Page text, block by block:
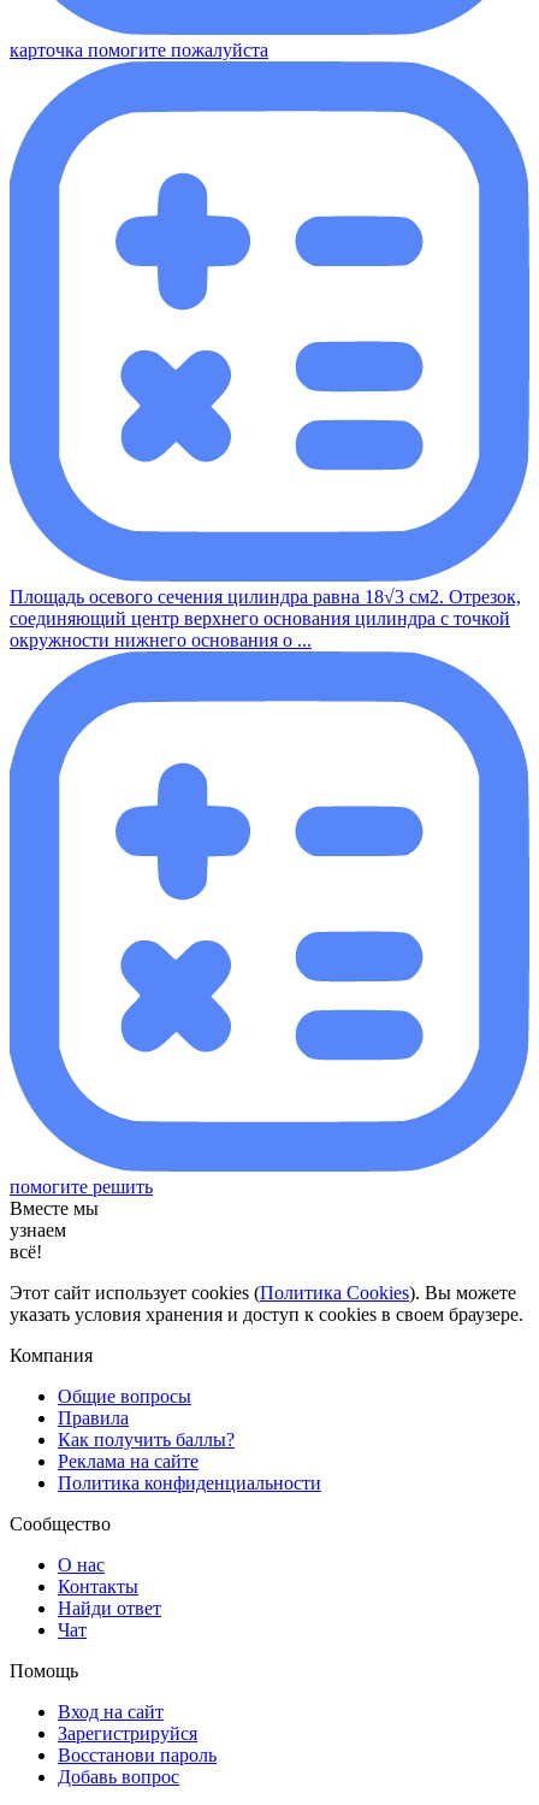
карточка помогите пожалуйста
Площадь осевого сечения цилиндра равна 18√3 см2. Отрезок,
соединяющий центр верхнего основания цилиндра с точкой
окружности нижнего основания о ...
помогите решить
Вместе мы
узнаем
всё!
Этот сайт использует cookies (Политика Cookies). Вы можете
указать условия хранения и доступ к cookies в своем браузере.
Компания
Общие вопросы
Правила
Как получить баллы?
Реклама на сайте
Политика конфиденциальности
Сообщество
О нас
Контакты
Найди ответ
Чат
Помощь
Вход на сайт
Зарегистрируйся
Восстанови пароль
Добавь вопрос